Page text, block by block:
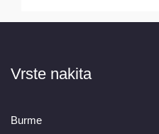
Vrste nakita
Burme